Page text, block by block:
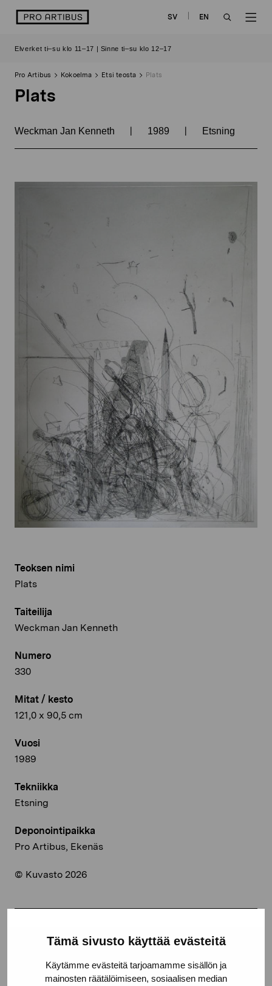
Tämä sivusto käyttää evästeitä
Käytämme evästeitä tarjoamamme sisällön ja
mainosten räätälöimiseen, sosiaalisen median
sisältöön
logo SV
EN
Elverket ti–su klo 11–17 | Sinne ti–su klo 12–17
Pro Artibus Kokoelma Etsi teosta Plats
Plats
Weckman Jan Kenneth | 1989 | Etsning
Teoksen nimi
Plats
Taiteilija
Weckman Jan Kenneth
Numero
330
Mitat / kesto
121,0 x 90,5 cm
Vuosi
1989
Tekniikka
Etsning
Deponointipaikka
Pro Artibus, Ekenäs
© Kuvasto 2026
Facebook
Linkedin